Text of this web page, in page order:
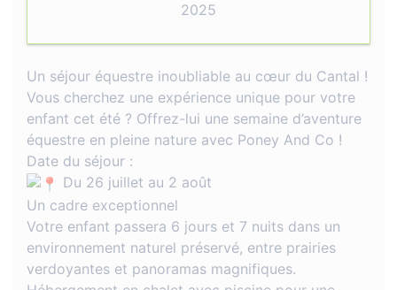
2025
Un séjour équestre inoubliable au cœur du Cantal !
Vous cherchez une expérience unique pour votre
enfant cet été ? Offrez-lui une semaine d’aventure
équestre en pleine nature avec Poney And Co !
Date du séjour :
Du 26 juillet au 2 août
Un cadre exceptionnel
Votre enfant passera 6 jours et 7 nuits dans un
environnement naturel préservé, entre prairies
verdoyantes et panoramas magnifiques.